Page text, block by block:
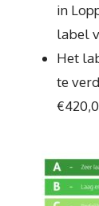
in
label
Het
te